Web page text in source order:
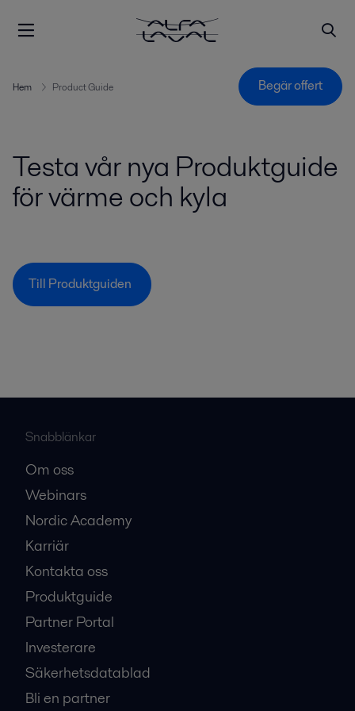
Hem Product Guide Begär offert
Testa vår nya Produktguide
för värme och kyla
Till Produktguiden
Snabblänkar
Om oss
Webinars
Nordic Academy
Karriär
Kontakta oss
Produktguide
Partner Portal
Investerare
Säkerhetsdatablad
Bli en partner